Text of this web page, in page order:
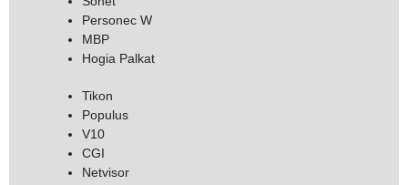
Personec W
MBP
Hogia Palkat
Tikon
Populus
V10
CGI
Netvisor